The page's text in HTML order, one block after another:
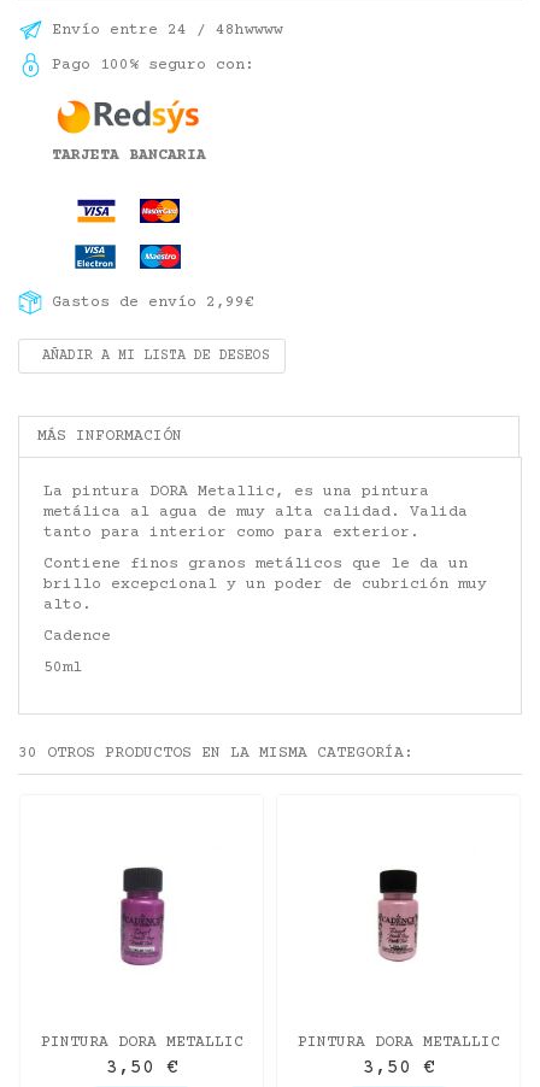
Envío entre 24 / 48hwwww
Pago 100% seguro con:
TARJETA BANCARIA
Gastos de envío 2,99€
AÑADIR A MI LISTA DE DESEOS
MÁS INFORMACIÓN
La pintura DORA Metallic, es una pintura
metálica al agua de muy alta calidad. Valida
tanto para interior como para exterior.
Contiene finos granos metálicos que le da un
brillo excepcional y un poder de cubrición muy
alto.
Cadence
50ml
30 OTROS PRODUCTOS EN LA MISMA CATEGORÍA:
PINTURA DORA METALLIC
FUCSIA BRILLANTE 50ML
3,50 €
PINTURA DORA METALLIC
ROSA PRIMAVERA 50ML
3,50 €